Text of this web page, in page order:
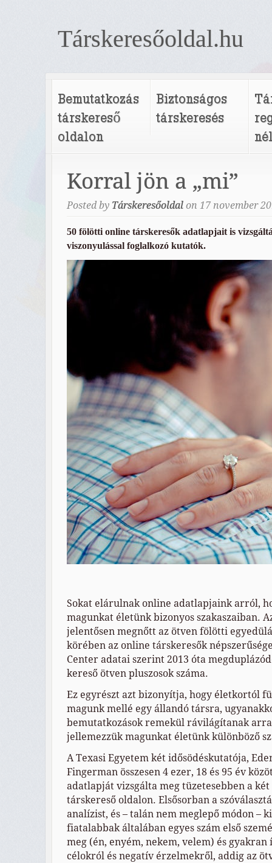
Társkeresőoldal.hu
Bemutatkozás
társkereső
oldalon
Biztonságos
társkeresés
Korral jön a „mi”
Posted by Társkeresőoldal on 17 november
50 fölötti online társkeresők adatlapjait is
viszonyulással foglalkozó kutatók.
Sokat elárulnak online adatlapjaink arról,
magunkat életünk bizonyos szakaszaiban.
jelentősen megnőtt az ötven fölötti
körében az online társkeresők
Center adatai szerint 2013 óta
kereső ötven pluszosok száma.
Ez egyrészt azt bizonyítja, hogy életkortól
magunk mellé egy állandó társra,
bemutatkozások remekül rávilágítanak
jellemezzük magunkat életünk különböző
A Texasi Egyetem két idősödéskutatója,
Fingerman összesen 4 ezer, 18 és 95 év
adatlapját vizsgálta meg tüzetesebben a
társkereső oldalon. Elsősorban a
analízist, és – talán nem meglepő módon –
fiatalabbak általában egyes szám első
meg (én, enyém, nekem, velem) és
célokról és negatív érzelmekről, addig az